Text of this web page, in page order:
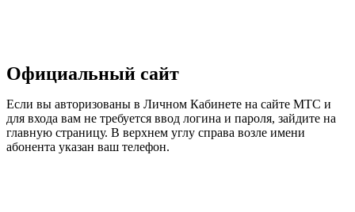
Официальный сайт
Если вы авторизованы в Личном Кабинете на сайте МТС и
для входа вам не требуется ввод логина и пароля, зайдите на
главную страницу. В верхнем углу справа возле имени
абонента указан ваш телефон.